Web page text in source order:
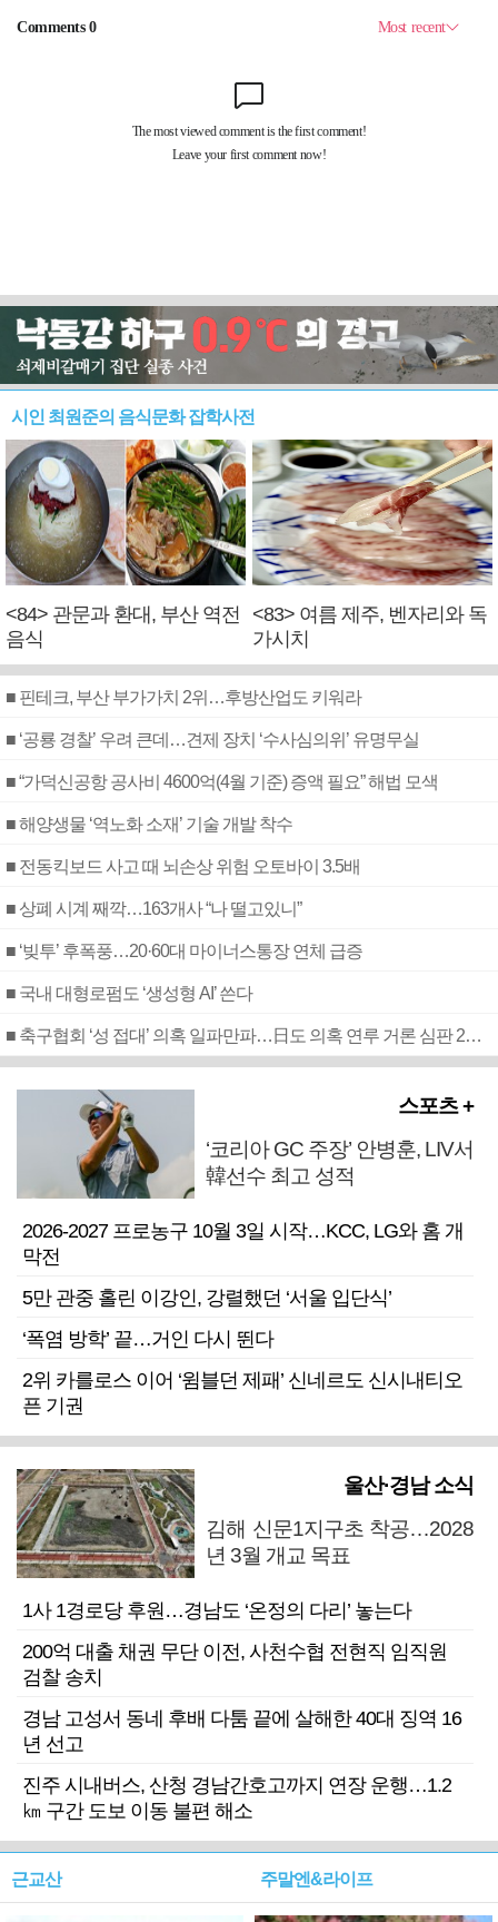
시인 최원준의 음식문화 잡학사전
<84> 관문과 환대, 부산 역전
음식
<83> 여름 제주, 벤자리와 독
가시치
■ 핀테크, 부산 부가가치 2위…후방산업도 키워라
■ ‘공룡 경찰’ 우려 큰데…견제 장치 ‘수사심의위’ 유명무실
■ “가덕신공항 공사비 4600억(4월 기준) 증액 필요” 해법 모색
■ 해양생물 ‘역노화 소재’ 기술 개발 착수
■ 전동킥보드 사고 때 뇌손상 위험 오토바이 3.5배
■ 상폐 시계 째깍…163개사 “나 떨고있니”
■ ‘빚투’ 후폭풍…20·60대 마이너스통장 연체 급증
■ 국내 대형로펌도 ‘생성형 AI’ 쓴다
■ 축구협회 ‘성 접대’ 의혹 일파만파…日도 의혹 연루 거론 심판 2명 조사
스포츠 +
‘코리아 GC 주장’ 안병훈, LIV서
韓선수 최고 성적
2026-2027 프로농구 10월 3일 시작…KCC, LG와 홈 개
막전
5만 관중 홀린 이강인, 강렬했던 ‘서울 입단식’
‘폭염 방학’ 끝…거인 다시 뛴다
2위 카를로스 이어 ‘윔블던 제패’ 신네르도 신시내티오
픈 기권
울산·경남 소식
김해 신문1지구초 착공…2028
년 3월 개교 목표
1사 1경로당 후원…경남도 ‘온정의 다리’ 놓는다
200억 대출 채권 무단 이전, 사천수협 전현직 임직원
검찰 송치
경남 고성서 동네 후배 다툼 끝에 살해한 40대 징역 16
년 선고
진주 시내버스, 산청 경남간호고까지 연장 운행…1.2
㎞ 구간 도보 이동 불편 해소
근교산 주말엔&라이프